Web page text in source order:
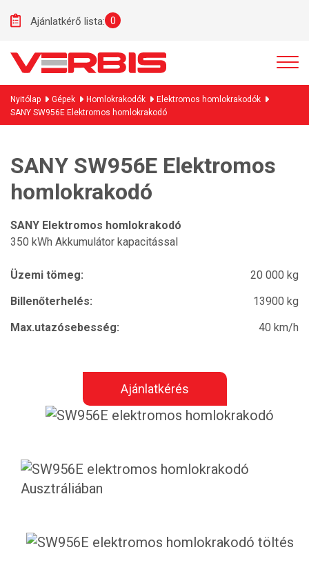
Ajánlatkérő lista: 0
Nyitólap Gépek Homlokrakodók
Elektromos homlokrakodók
SANY SW956E Elektromos homlokrakodó
SANY SW956E Elektromos
homlokrakodó
SANY Elektromos homlokrakodó
350 kWh Akkumulátor kapacitással
Üzemi tömeg:
20 000 kg
Billenőterhelés:
13900 kg
Max.utazósebesség:
40 km/h
Ajánlatkérés